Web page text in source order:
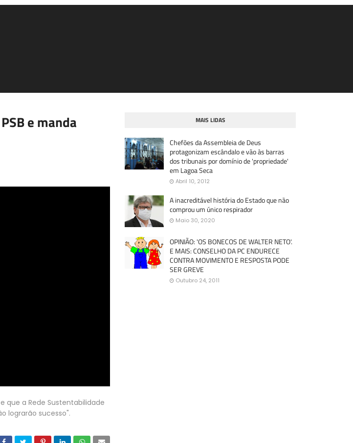
e manda
que a Rede Sustentabilidade
lograrão sucesso".
MAIS LIDAS
Chefões da Assembleia de Deus
protagonizam escândalo e vão às barras
dos tribunais por domínio de 'propriedade'
em Lagoa Seca
Abril 10, 2012
A inacreditável história do Estado que não
comprou um único respirador
Maio 30, 2020
OPINIÃO: 'OS BONECOS DE WALTER NETO'.
E MAIS: CONSELHO DA PC ENDURECE
CONTRA MOVIMENTO E RESPOSTA PODE
SER GREVE
Outubro 24, 2011